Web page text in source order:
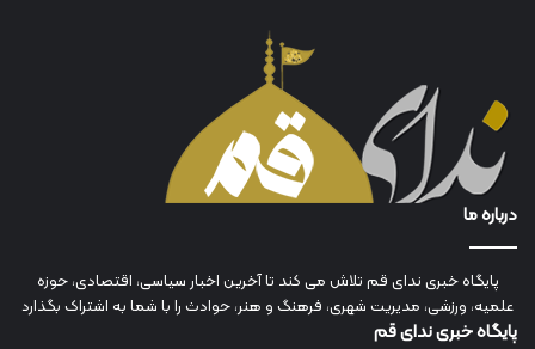
درباره ما
پایگاه خبری ندای قم تلاش می کند تا آخرین اخبار سیاسی، اقتصادی، حوزه
علمیه، ورزشی، مدیریت شهری، فرهنگ و هنر، حوادث را با شما به اشتراک بگذارد
پایگاه خبری ندای قم